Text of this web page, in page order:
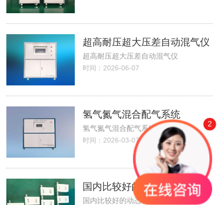
超高耐压超大压差自动混气仪
超高耐压超大压差自动混气仪
时间：2026-06-07
氢气氮气混合配气系统
氢气氮气混合配气系统
时间：2026-03-07
国内比较好的动态稀释嗅辨仪厂家
国内比较好的动态稀释嗅辨仪厂家
2